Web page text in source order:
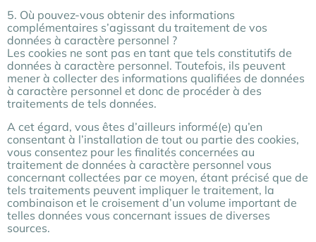
5. Où pouvez-vous obtenir des informations
complémentaires s’agissant du traitement de vos
données à caractère personnel ?
Les cookies ne sont pas en tant que tels constitutifs de
données à caractère personnel. Toutefois, ils peuvent
mener à collecter des informations qualifiées de données
à caractère personnel et donc de procéder à des
traitements de tels données.
A cet égard, vous êtes d’ailleurs informé(e) qu’en
consentant à l’installation de tout ou partie des cookies,
vous consentez pour les finalités concernées au
traitement de données à caractère personnel vous
concernant collectées par ce moyen, étant précisé que de
tels traitements peuvent impliquer le traitement, la
combinaison et le croisement d’un volume important de
telles données vous concernant issues de diverses
sources.